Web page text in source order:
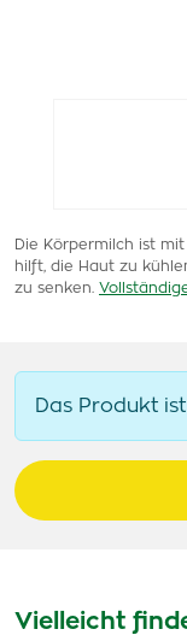
Die Körpermilch ist
hilft, die Haut zu
zu senken.
Das Produkt
Vielleicht